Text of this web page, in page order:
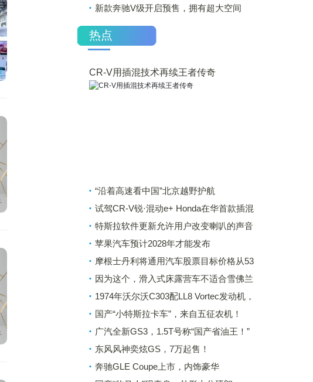
新款奔驰V级开启预售，拥有超大空间
热点
CR-V用插混技术再续王者传奇
“沿着高速看中国”北京越野护航
试驾CR-V锐·混动e+ Honda在华首款插混
车有什么毛病？
特斯拉软件更新允许用户改变喇叭的声音
苹果汽车预计2028年才能发布
摩根士丹利将通用汽车股票目标价格从53
美元提高到57美元
因为这个，滑入式床露营车不适合雪佛兰
科罗拉多和GMC峡谷
1974年沃尔沃C303配LL8 Vortec发动机，
标价为65,000美元
国产“小特斯拉卡车”，来自五征农机！
广汽全新GS3，1.5T号称“国产省油王！”
东风风神奕炫GS，7万起售！
奔驰GLE Coupe上市，内饰豪华